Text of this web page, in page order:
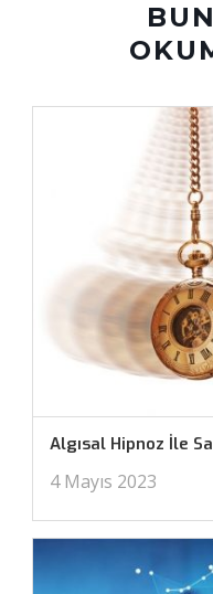
Algısal Hipnoz İle
4 Mayıs 2023